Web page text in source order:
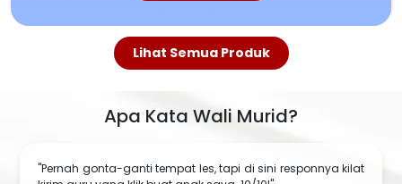
Lihat Semua Produk
Apa Kata Wali Murid?
"Guru MTK-nya enak ngajarnya, ngajarin solusi praktis